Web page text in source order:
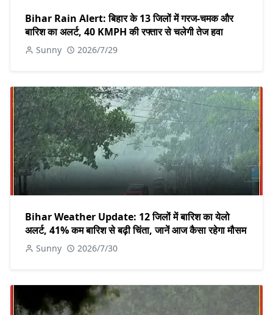
Bihar Rain Alert: बिहार के 13 जिलों में गरज-चमक और
बारिश का अलर्ट, 40 KMPH की रफ्तार से चलेगी तेज हवा
Sunny 2026/7/29
Bihar Weather Update: 12 जिलों में बारिश का येलो
अलर्ट, 41% कम बारिश से बढ़ी चिंता, जानें आज कैसा रहेगा मौसम
Sunny 2026/7/30